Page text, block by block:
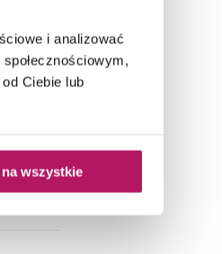
i analizować
Ciebie lub
wszystkie